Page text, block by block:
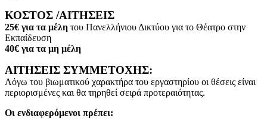
ΚΟΣΤΟΣ /ΑΙΤΗΣΕΙΣ
25€ για τα μέλη του Πανελλήνιου Δικτύου για το Θέατρο στην
Εκπαίδευση
40€ για τα μη μέλη
ΑΙΤΗΣΕΙΣ ΣΥΜΜΕΤΟΧΗΣ:
Λόγω του βιωματικού χαρακτήρα του εργαστηρίου οι θέσεις είναι
περιορισμένες και θα τηρηθεί σειρά προτεραιότητας.
Οι ενδιαφερόμενοι πρέπει: